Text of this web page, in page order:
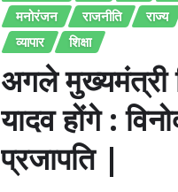
मनोरंजन
राजनीति राज्य
व्यापार
शिक्षा
अगले मुख्यमंत्री
यादव होंगे :
प्रजापति |